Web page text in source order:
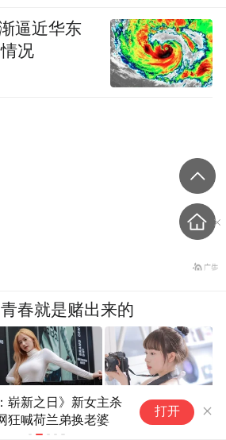
新之日》新女主杀
喊荷兰弟换老婆
来(6)
打开
逼近华东
况
春就是赌出来的